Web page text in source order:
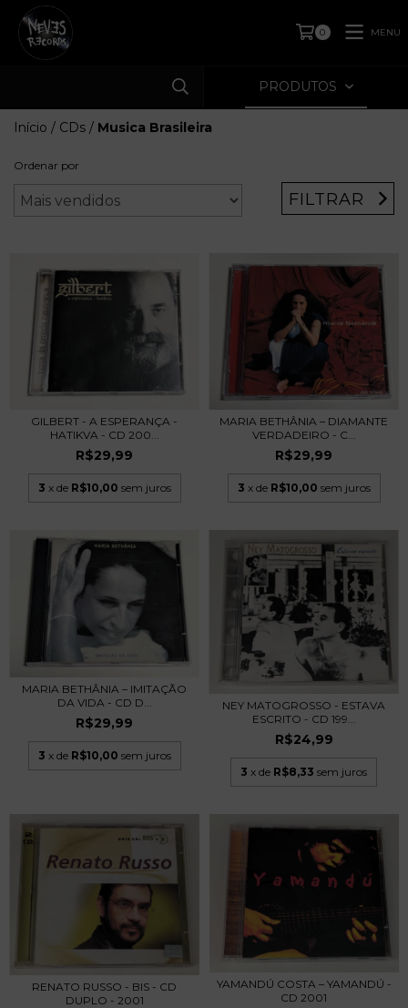
0 MENU
PRODUTOS
Início / CDs / Musica Brasileira
Ordenar por
FILTRAR
GILBERT - A ESPERANÇA -
HATIKVA - CD 200...
R$29,99
3 x de R$10,00 sem juros
MARIA BETHÂNIA – DIAMANTE
VERDADEIRO - C...
R$29,99
3 x de R$10,00 sem juros
MARIA BETHÂNIA – IMITAÇÃO
DA VIDA - CD D...
R$29,99
3 x de R$10,00 sem juros
NEY MATOGROSSO - ESTAVA
ESCRITO - CD 199...
R$24,99
3 x de R$8,33 sem juros
RENATO RUSSO - BIS - CD
DUPLO - 2001
YAMANDÚ COSTA – YAMANDÚ -
CD 2001